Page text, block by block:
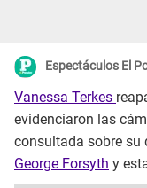
Espectáculos El
Vanessa Terkes
evidenciaron las
consultada sobre su
George Forsyth y